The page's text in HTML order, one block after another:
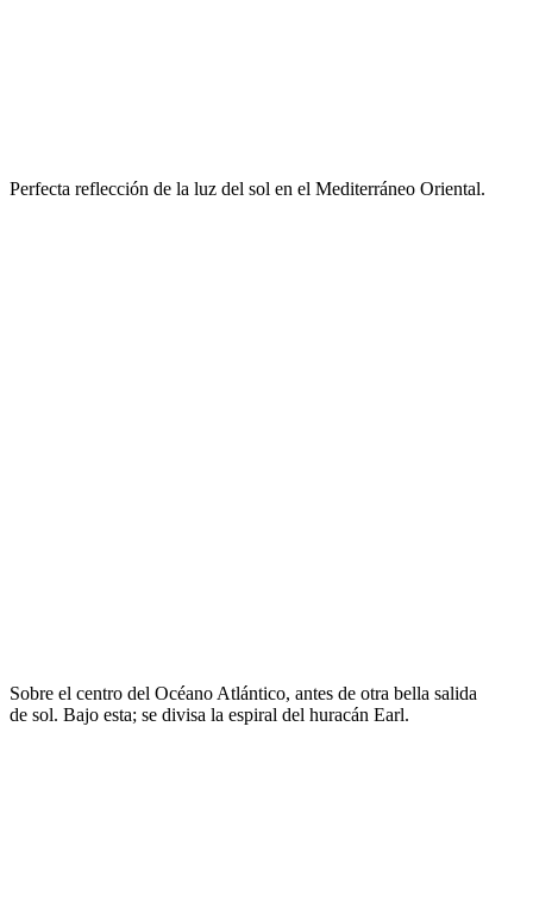
Perfecta reflección de la luz del sol en el Mediterráneo Oriental.
Sobre el centro del Océano Atlántico, antes de otra bella salida
de sol. Bajo esta; se divisa la espiral del huracán Earl.